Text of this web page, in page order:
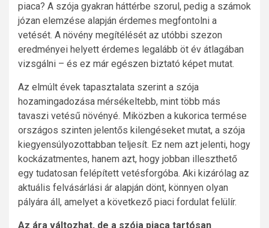
piaca? A szója gyakran háttérbe szorul, pedig a számok
józan elemzése alapján érdemes megfontolni a
vetését. A növény megítélését az utóbbi szezon
eredményei helyett érdemes legalább öt év átlagában
vizsgálni – és ez már egészen biztató képet mutat.
Az elmúlt évek tapasztalata szerint a szója
hozamingadozása mérsékeltebb, mint több más
tavaszi vetésű növényé. Miközben a kukorica termése
országos szinten jelentős kilengéseket mutat, a szója
kiegyensúlyozottabban teljesít. Ez nem azt jelenti, hogy
kockázatmentes, hanem azt, hogy jobban illeszthető
egy tudatosan felépített vetésforgóba. Aki kizárólag az
aktuális felvásárlási ár alapján dönt, könnyen olyan
pályára áll, amelyet a következő piaci fordulat felülír.
Az ára változhat, de a szója piaca tartósan